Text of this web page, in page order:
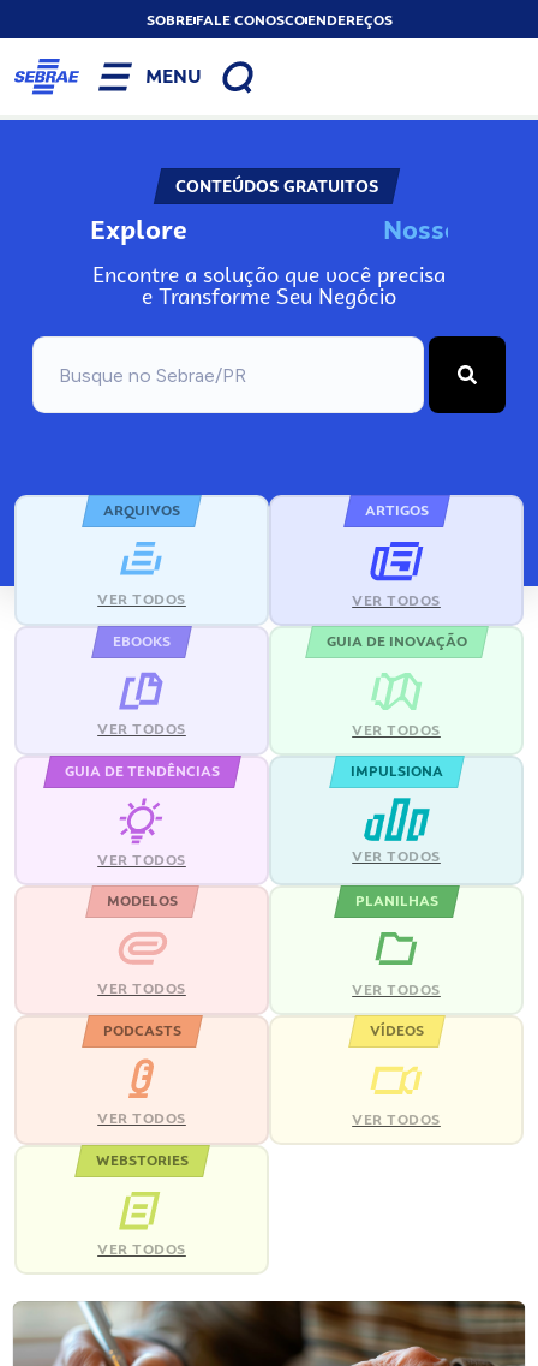
SOBREFALE CONOSCOENDEREÇOS
MENU
CONTEÚDOS GRATUITOS
Explore Noss
Encontre a solução que você precisa
e Transforme Seu Negócio
ARQUIVOS
VER TODOS
ARTIGOS
VER TODOS
EBOOKS
VER TODOS
GUIA DE INOVAÇÃO
VER TODOS
GUIA DE TENDÊNCIAS
VER TODOS
IMPULSIONA
VER TODOS
MODELOS
VER TODOS
PLANILHAS
VER TODOS
PODCASTS
VER TODOS
VÍDEOS
VER TODOS
WEBSTORIES
VER TODOS